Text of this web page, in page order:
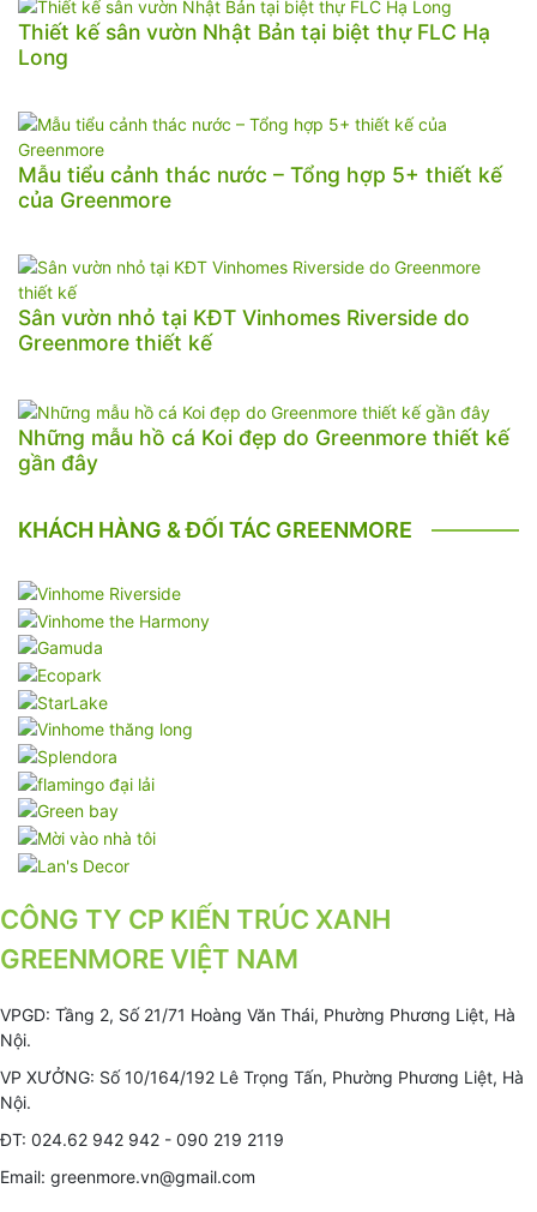
Thiết kế sân vườn Nhật Bản tại biệt thự FLC Hạ
Long
Mẫu tiểu cảnh thác nước – Tổng hợp 5+ thiết kế
của Greenmore
Sân vườn nhỏ tại KĐT Vinhomes Riverside do
Greenmore thiết kế
Những mẫu hồ cá Koi đẹp do Greenmore thiết kế
gần đây
KHÁCH HÀNG & ĐỐI TÁC GREENMORE
CÔNG TY CP KIẾN TRÚC XANH
GREENMORE VIỆT NAM
VPGD: Tầng 2, Số 21/71 Hoàng Văn Thái, Phường Phương Liệt, Hà
Nội.
VP XƯỞNG: Số 10/164/192 Lê Trọng Tấn, Phường Phương Liệt, Hà
Nội.
ĐT: 024.62 942 942 - 090 219 2119
Email: greenmore.vn@gmail.com